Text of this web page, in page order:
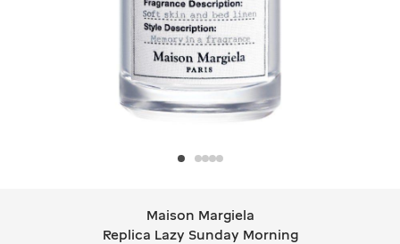
Maison Margiela Replica Lazy
Maison Margiela
Replica Lazy Sunday Morning